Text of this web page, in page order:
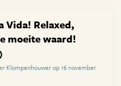
Vida! Relaxed,
moeite waard!
Klompenhouwer op 16 november